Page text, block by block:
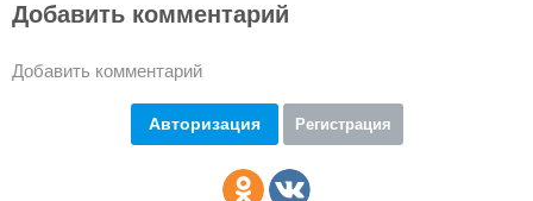
Добавить комментарий
Добавить комментарий
Авторизация Регистрация